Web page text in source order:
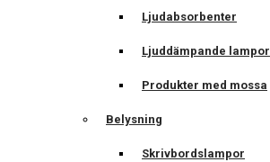
Ljudabsorbenter
Ljuddämpande lampor
Produkter med mossa
Belysning
Skrivbordslampor